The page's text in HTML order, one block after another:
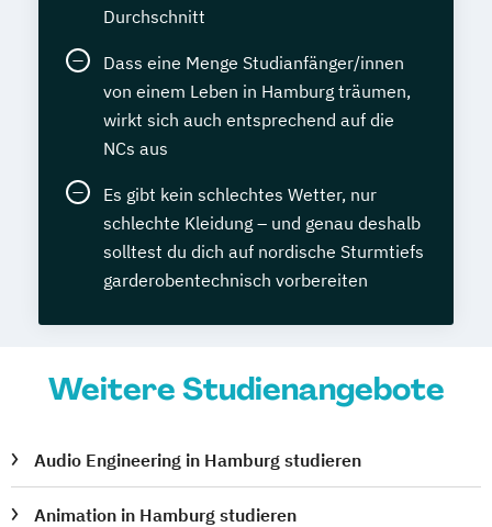
Durchschnitt
Dass eine Menge Studianfänger/innen
von einem Leben in Hamburg träumen,
wirkt sich auch entsprechend auf die
NCs aus
Es gibt kein schlechtes Wetter, nur
schlechte Kleidung – und genau deshalb
solltest du dich auf nordische Sturmtiefs
garderobentechnisch vorbereiten
Weitere Studienangebote
Audio Engineering in Hamburg studieren
Animation in Hamburg studieren